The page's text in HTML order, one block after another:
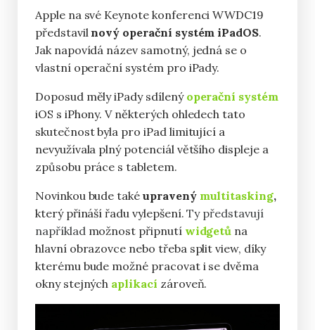
Apple na své Keynote konferenci WWDC19
představilnový operační systém iPadOS.
Jak napovídá název samotný, jedná se o
vlastní operační systém pro iPady.
Doposud měly iPady sdílený operační systém
iOS s iPhony. V některých ohledech tato
skutečnost byla pro iPad limitující a
nevyužívala plný potenciál většího displeje a
způsobu práce s tabletem.
Novinkou bude takéupravený multitasking,
který přináší řadu vylepšení. Ty představují
například možnost připnutí widgetů na
hlavní obrazovce nebo třeba split view, díky
kterému bude možné pracovat i se dvěma
okny stejných aplikací zároveň.